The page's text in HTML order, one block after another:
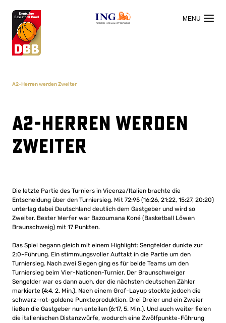
OFFIZIELLER HAUPTSPONSOR
A2-Herren werden Zweiter
A2-Herren werden
Zweiter
Die letzte Partie des Turniers in Vicenza/Italien brachte die
Entscheidung über den Turniersieg. Mit 72:95 (16:26, 21:22, 15:27, 20:20)
unterlag dabei Deutschland deutlich dem Gastgeber und wird so
Zweiter. Bester Werfer war Bazoumana Koné (Basketball Löwen
Braunschweig) mit 17 Punkten.
Das Spiel begann gleich mit einem Highlight: Sengfelder dunkte zur
2:0-Führung. Ein stimmungsvoller Auftakt in die Partie um den
Turniersieg. Nach zwei Siegen ging es für beide Teams um den
Turniersieg beim Vier-Nationen-Turnier. Der Braunschweiger
Sengelder war es dann auch, der die nächsten deutschen Zähler
markierte (4:4, 2. Min.). Nach einem Grof-Layup stockte jedoch die
schwarz-rot-goldene Punkteproduktion. Drei Dreier und ein Zweier
ließen die Gastgeber nun enteilen (6:17, 5. Min.). Und auch weiter fielen
die italienischen Distanzwürfe, wodurch eine Zwölfpunkte-Führung